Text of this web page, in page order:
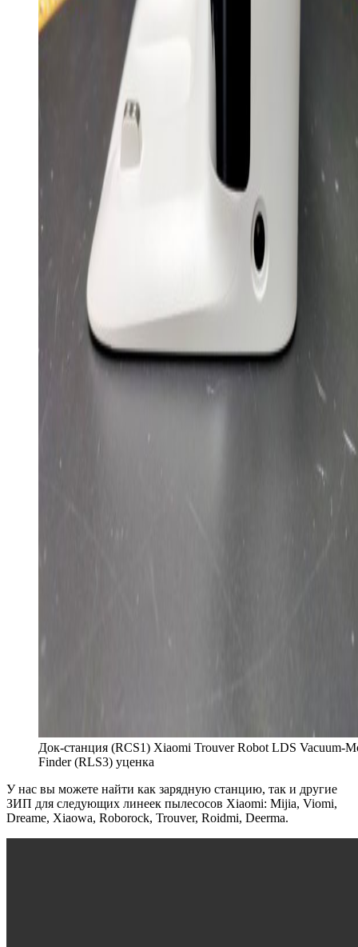
Док-станция (RCS1) Xiaomi Trouver Robot LDS Vacuum-
Finder (RLS3) уценка
У нас вы можете найти как зарядную станцию, так и другие
ЗИП для следующих линеек пылесосов Xiaomi: Mijia, Viomi,
Dreame, Xiaowa, Roborock, Trouver, Roidmi, Deerma.